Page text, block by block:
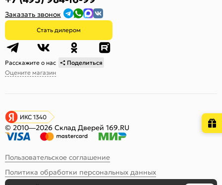
Заказать звонок
Стать дилером
Расскажите о нас
Поделиться
Оцените магазин
ИКС 1340
© 2010—2026 Склад Дверей 169.RU
Пользовательское соглашение
Политика обработки персональных данных